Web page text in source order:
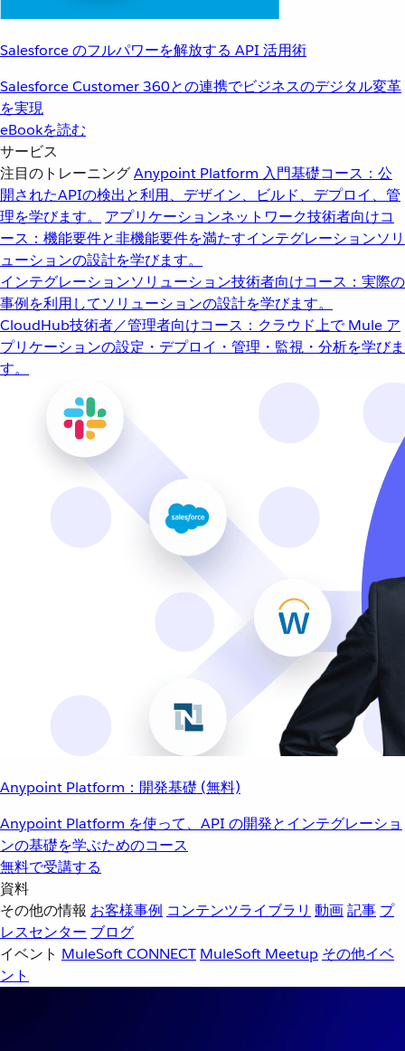
Salesforce のフルパワーを解放する API 活用術
Salesforce Customer 360との連携でビジネスのデジタル変革
を実現
eBookを読む
サービス
注目のトレーニングAnypoint Platform 入門基礎コース：公
開されたAPIの検出と利用、デザイン、ビルド、デプロイ、管
理を学びます。
アプリケーションネットワーク技術者向けコ
ース：機能要件と非機能要件を満たすインテグレーションソリ
ューションの設計を学びます。
インテグレーションソリューション技術者向けコース：実際の
事例を利用してソリューションの設計を学びます。
CloudHub技術者／管理者向けコース：クラウド上で Mule ア
プリケーションの設定・デプロイ・管理・監視・分析を学びま
す。
Anypoint Platform：開発基礎 (無料)
Anypoint Platform を使って、API の開発とインテグレーショ
ンの基礎を学ぶためのコース
無料で受講する
資料
その他の情報 お客様事例 コンテンツライブラリ 動画記事 プ
レスセンター ブログ
イベント MuleSoft CONNECT MuleSoft Meetup その他イベ
ント